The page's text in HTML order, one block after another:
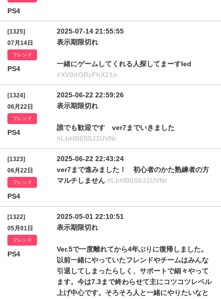
PS4
[1325]
07月14日
フレンド
PS4
2025-07-14 21:55:55
表示期限切れ
一緒にゲームしてくれる人探してまーすled
#XV0dORzFhX21n
[1324]
06月22日
フレンド
PS4
2025-06-22 22:59:26
表示期限切れ
誰でも歓迎です ver7までいきました
#LbHB0S0J1UVNr
[1323]
06月22日
フレンド
PS4
2025-06-22 22:43:24
ver7まで進みました！ 初心者のかた熟練者の方
マルチしません #LbHB0S0J1UVNr
[1322]
05月01日
フレンド
PS4
2025-05-01 22:10:51
表示期限切れ
Ver.5で一度離れてから4年ぶりに復帰しました。
以前一緒にやっていたフレンドやチームはみんな
引退してしまったらしく、サポートで細々やって
ます。今は7.3まで終わらせて主にコツコツレベル
上げ中心です。そろそろ人と一緒にやりたいなと